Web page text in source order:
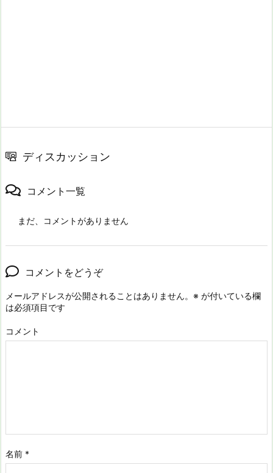
ディスカッション
コメント一覧
まだ、コメントがありません
コメントをどうぞ
メールアドレスが公開されることはありません。 ※ が付いている欄
は必須項目です
コメント
名前 *